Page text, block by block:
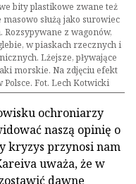
bity plastikowe zwane też
służą jako surowiec
z wagonów,
w piaskach rzecznych i
Lżejsze, pływające
morskie. Na zdjęciu efekt
Fot. Lech Kotwicki
ochroniarzy
naszą opinię o
kryzys przynosi nam
uważa, że w
dawne